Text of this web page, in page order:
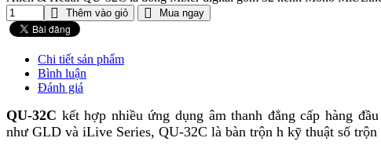
Thêm vào giỏ Mua ngay
Chi tiết sản phẩm
Bình luận
Đánh giá
QU-32C kết hợp nhiều ứng dụng âm thanh đẳng cấp hàng
như GLD và iLive Series, QU-32C là bàn trộn h kỹ thuật số trộn